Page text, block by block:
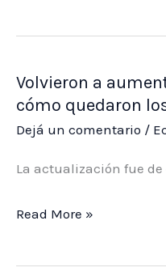
Volvieron a
cómo quedaron
Dejá un comentario /
La actualización fue de
Volvieron
aumentar
Read More »